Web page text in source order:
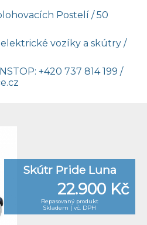
Postelí / 50
elektrické vozíky a skútry /
+420 737 814 199 /
Skútr Pride Luna
22.900 Kč
Repasovaný produkt
Skladem | vč. DPH